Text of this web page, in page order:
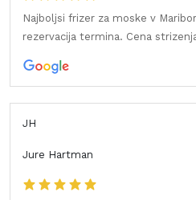
Najboljsi frizer za moske v
rezervacija termina. Cena
JH
Jure Hartman